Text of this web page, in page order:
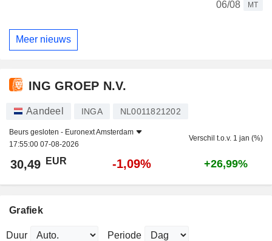
06/08 MT
Meer nieuws
ING GROEP N.V.
Aandeel INGA NL0011821202
Beurs gesloten - Euronext Amsterdam
17:55:00 07-08-2026
Verschil t.o.v. 1 jan (%)
30,49 EUR -1,09% +26,99%
Grafiek
Duur Periode